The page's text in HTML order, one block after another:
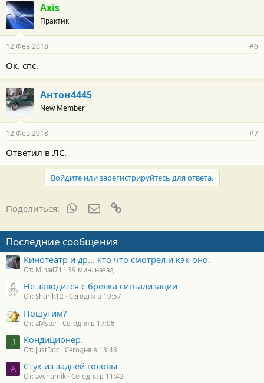
Axis
Практик
12 Фев 2018 #6
Ок. спс.
Антон4445
New Member
12 Фев 2018 #7
Ответил в ЛС.
Войдите или зарегистрируйтесь для ответа.
Поделиться: WhatsAppЭлектронная почта
Последние сообщения
Кинотеатр и др... кто что смотрел и как оно.
От: Mihail71 39 мин. назад
Не заводится с брелка сигнализации
От: Shurik12 Сегодня в 19:57
Пошутим?
От: aMster Сегодня в 17:08
J Кондиционер.
От: JustDoc Сегодня в 13:48
A Стук из задней головы
От: avchumik Сегодня в 11:42